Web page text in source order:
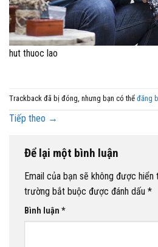
hut thuoc lao
Trackback đã bị đóng, nhưng bạn có thể đăng
Tiếp theo →
Để lại một bình luận
Email của bạn sẽ không được hiển
trường bắt buộc được đánh dấu *
Bình luận *